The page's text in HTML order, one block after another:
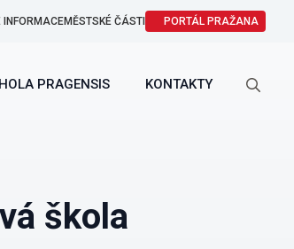
INFORMACEMĚSTSKÉ ČÁSTI PORTÁL PRAŽANA
PRAGENSIS KONTAKTY
škola